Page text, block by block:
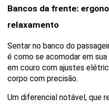
Bancos da frente:
relaxamento
Sentar no banco do
é como se acomodar em
em couro com ajustes
corpo com precisão.
Um diferencial notável, que